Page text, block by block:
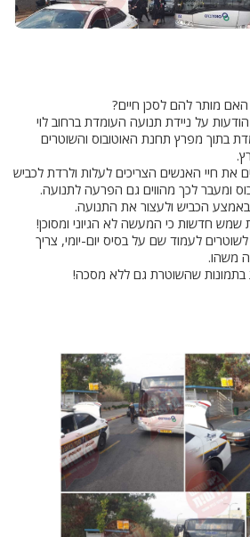
מותר להם לסכן חיים?
על ניידת תנועה העומדת ברחוב לוי
בתוך מפרץ תחנת האוטובוס והשוטרים
חיי האנשים הצריכים לעלות ולרדת לכביש
ומעבר לכך מהווים גם הפרעה לתנועה.
באמצע הכביש ולעצור את התנועה.
שמש חדשות כי המעשה לא הגיוני ומסוכן!
לעמוד שם על בסיס יום-יומי, צריך
משהו.
בתמונות שהשוטרת גם ללא מסכה!